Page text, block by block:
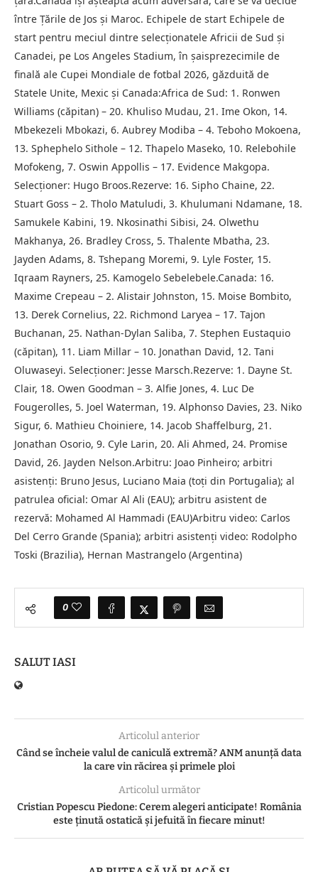
între Țările de Jos și Maroc. Echipele de start Echipele de
start pentru meciul dintre selecţionatele Africii de Sud şi
Canadei, pe Los Angeles Stadium, în şaisprezecimile de
finală ale Cupei Mondiale de fotbal 2026, găzduită de
Statele Unite, Mexic şi Canada:Africa de Sud: 1. Ronwen
Williams (căpitan) – 20. Khuliso Mudau, 21. Ime Okon, 14.
Mbekezeli Mbokazi, 6. Aubrey Modiba – 4. Teboho Mokoena,
13. Sphephelo Sithole – 12. Thapelo Maseko, 10. Relebohile
Mofokeng, 7. Oswin Appollis – 17. Evidence Makgopa.
Selecţioner: Hugo Broos.Rezerve: 16. Sipho Chaine, 22.
Stuart Goss – 2. Tholo Matuludi, 3. Khulumani Ndamane, 18.
Samukele Kabini, 19. Nkosinathi Sibisi, 24. Olwethu
Makhanya, 26. Bradley Cross, 5. Thalente Mbatha, 23.
Jayden Adams, 8. Tshepang Moremi, 9. Lyle Foster, 15.
Iqraam Rayners, 25. Kamogelo Sebelebele.Canada: 16.
Maxime Crepeau – 2. Alistair Johnston, 15. Moise Bombito,
13. Derek Cornelius, 22. Richmond Laryea – 17. Tajon
Buchanan, 25. Nathan-Dylan Saliba, 7. Stephen Eustaquio
(căpitan), 11. Liam Millar – 10. Jonathan David, 12. Tani
Oluwaseyi. Selecţioner: Jesse Marsch.Rezerve: 1. Dayne St.
Clair, 18. Owen Goodman – 3. Alfie Jones, 4. Luc De
Fougerolles, 5. Joel Waterman, 19. Alphonso Davies, 23. Niko
Sigur, 6. Mathieu Choiniere, 14. Jacob Shaffelburg, 21.
Jonathan Osorio, 9. Cyle Larin, 20. Ali Ahmed, 24. Promise
David, 26. Jayden Nelson.Arbitru: Joao Pinheiro; arbitri
asistenţi: Bruno Jesus, Luciano Maia (toţi din Portugalia); al
patrulea oficial: Omar Al Ali (EAU); arbitru asistent de
rezervă: Mohamed Al Hammadi (EAU)Arbitru video: Carlos
Del Cerro Grande (Spania); arbitri asistenţi video: Rodolpho
Toski (Brazilia), Hernan Mastrangelo (Argentina)
0
SALUT IASI
Articolul anterior
Când se încheie valul de caniculă extremă? ANM anunță data
la care vin răcirea și primele ploi
Articolul următor
Cristian Popescu Piedone: Cerem alegeri anticipate! România
este ținută ostatică și jefuită în fiecare minut!